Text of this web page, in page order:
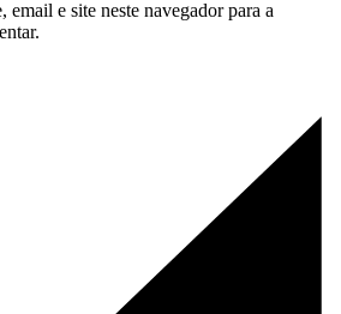
email e site neste navegador para a